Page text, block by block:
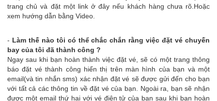
trang chủ và đặt một link ở đây nếu khách hàng chưa rõ.Hoặc
xem hướng dẫn bằng Video.
- Làm thế nào tôi có thể chắc chắn rằng việc đặt vé chuyến
bay của tôi đã thành công ?
Ngay sau khi bạn hoàn thành việc đặt vé, sẽ có một trang thông
báo đặt vé thành công hiển thị trên màn hình của bạn và một
email(và tin nhắn sms) xác nhận đặt vé sẽ được gửi đến cho bạn
với tất cả các thông tin về đặt vé của bạn. Ngoài ra, bạn sẽ nhận
được một email thứ hai với vé điện tử của bạn sau khi bạn hoàn